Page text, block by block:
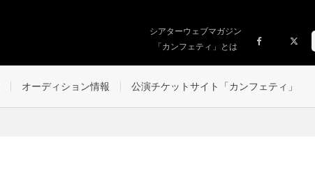
シアターウェブマガジン
「カンフェティ」とは
オーディション情報 公演チケットサイト「カンフェティ」